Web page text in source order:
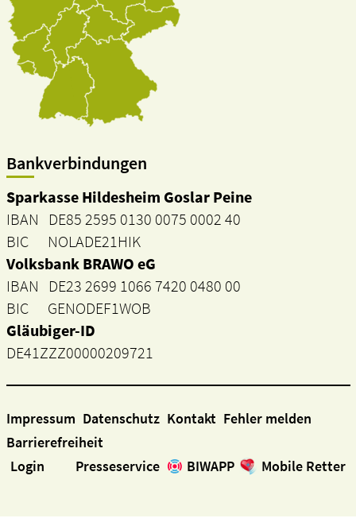
Bankverbindungen
Sparkasse Hildesheim Goslar Peine
IBAN DE85 2595 0130 0075 0002 40
BIC NOLADE21HIK
Volksbank BRAWO eG
IBAN DE23 2699 1066 7420 0480 00
BIC GENODEF1WOB
Gläubiger-ID
DE41ZZZ00000209721
Impressum Datenschutz Kontakt Fehler melden
Barrierefreiheit
Login
Presseservice BIWAPP Mobile Retter